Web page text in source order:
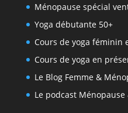
Ménopause spécial
Yoga débutante 50+
Cours de yoga féminin
Cours de yoga en
Le Blog Femme &
Le podcast Ménopause